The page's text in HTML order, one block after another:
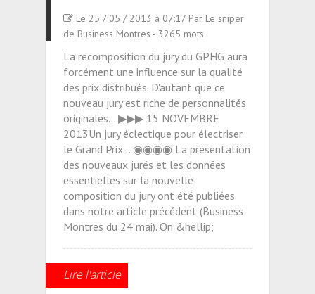
Le 25 / 05 / 2013 à 07:17 Par Le sniper
de Business Montres - 3265 mots
La recomposition du jury du GPHG aura
forcément une influence sur la qualité
des prix distribués. D'autant que ce
nouveau jury est riche de personnalités
originales... ▶▶▶ 15 NOVEMBRE
2013Un jury éclectique pour électriser
le Grand Prix... ◉◉◉◉ La présentation
des nouveaux jurés et les données
essentielles sur la nouvelle
composition du jury ont été publiées
dans notre article précédent (Business
Montres du 24 mai). On &hellip;
Lire l'article